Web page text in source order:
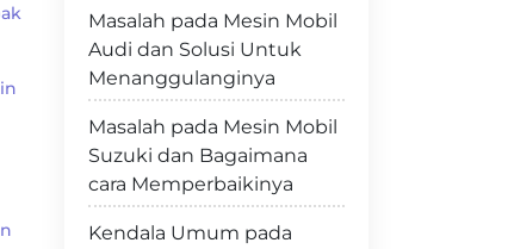
Masalah pada Mesin Mobil
Audi dan Solusi Untuk
Menanggulanginya
Masalah pada Mesin Mobil
Suzuki dan Bagaimana
cara Memperbaikinya
Kendala Umum pada